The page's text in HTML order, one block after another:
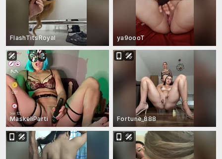
FlashTitsRoyal ya9oooT
MaskeliParti Fortune_888